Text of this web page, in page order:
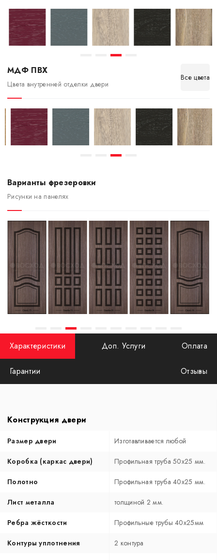
МДФ ПВХ
Цвета внутренней отделки двери
Все цвета
Варианты фрезеровки
Рисунки на панелях
Характеристики Доп. Услуги Оплата
Гарантии Отзывы
Конструкция двери
Размер двери Изготавливается любой
Коробка (каркас двери) Профильная труба 50х25 мм.
Полотно Профильная труба 40х25 мм.
Лист металла толщиной 2 мм.
Ребра жёсткости Профильные трубы 40х25мм
Контуры уплотнения 2 контура